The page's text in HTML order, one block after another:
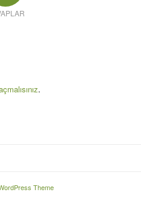
.
Theme